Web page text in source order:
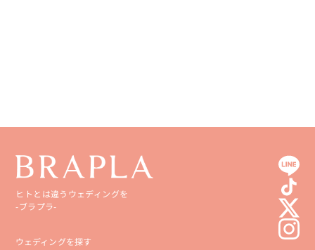
ヒトとは違うウェディングを
-ブラプラ-
ウェディングを探す